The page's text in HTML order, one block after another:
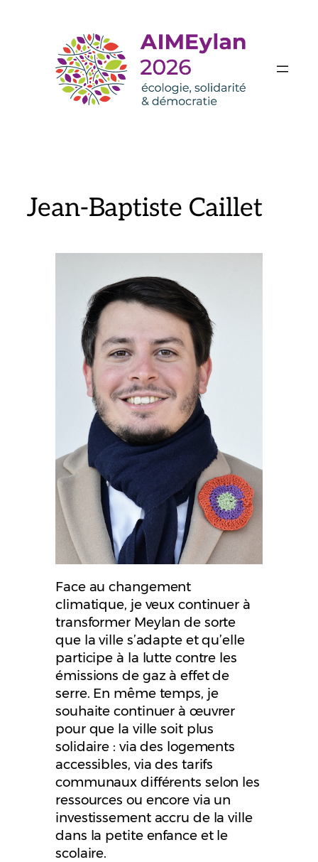
Jean-Baptiste Caillet
Face au changement
climatique, je veux continuer à
transformer Meylan de sorte
que la ville s’adapte et qu’elle
participe à la lutte contre les
émissions de gaz à effet de
serre. En même temps, je
souhaite continuer à œuvrer
pour que la ville soit plus
solidaire : via des logements
accessibles, via des tarifs
communaux différents selon les
ressources ou encore via un
investissement accru de la ville
dans la petite enfance et le
scolaire.